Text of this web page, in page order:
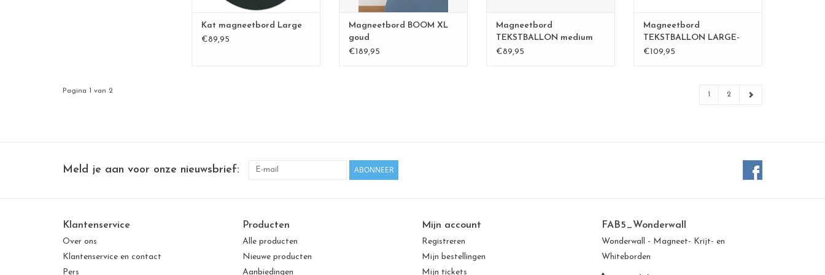
Kat magneetbord Large
€89,95
Magneetbord BOOM XL
goud
€189,95
TOEVOEGEN AAN WINKELWAGEN
Magneetbord
TEKSTBALLON medium
ZWART
€89,95
verpakking gebeuren lokaal en
TOEVOEGEN AAN WINKELWAGEN
Magneetbord
TEKSTBALLON LARGE-
zandgeel
€109,95
Pagina 1 van 2 1 2
Meld je aan voor onze nieuwsbrief: ABONNEER
Klantenservice
Over ons
Klantenservice en contact
Pers
Producten
Alle producten
Nieuwe producten
Aanbiedingen
Mijn account
Registreren
Mijn bestellingen
Mijn tickets
FAB5_Wonderwall
Wonderwall - Magneet- Krijt- en
Whiteborden